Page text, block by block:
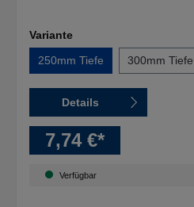
Variante
250mm Tiefe
300mm Tiefe
Details
7,74 €*
Verfügbar